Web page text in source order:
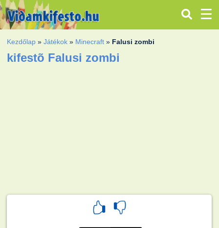
Kezdőlap »Játékok » Minecraft » Falusi zombi
kifestõ Falusi zombi